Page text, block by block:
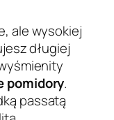
ale wysokiej
długiej
pomidory.
passatą